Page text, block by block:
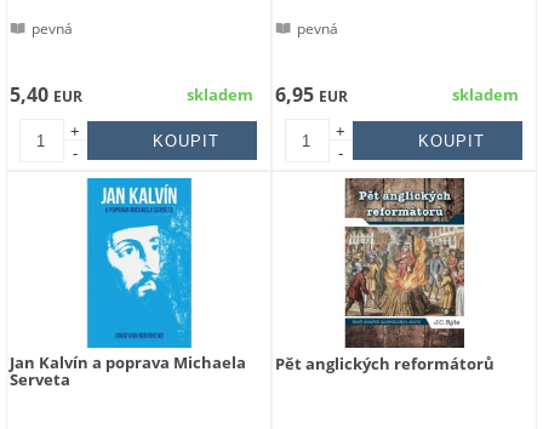
pevná
skladem
+
-
5,40 EUR
pevná
skladem
+
-
6,95 EUR
Jan Kalvín a poprava Michaela
Serveta
Pět anglických reformátorů